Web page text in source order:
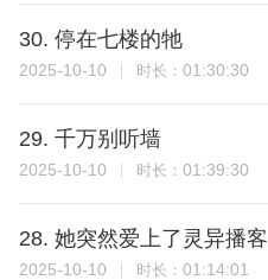
30. 停在七楼的牠
2025-10-10 时长： 01:30:30
29. 千万别听墙
2025-10-10 时长： 01:39:30
28. 她突然爱上了灵异播客
2025-10-10 时长： 01:14:01